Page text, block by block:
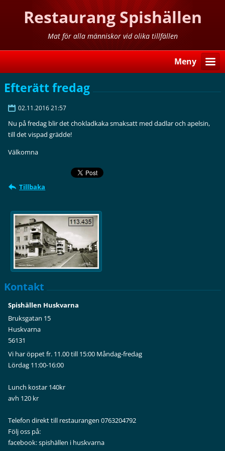
Restaurang Spishällen
Mat för alla människor vid olika tillfällen
Meny
Efterätt fredag
02.11.2016 21:57
Nu på fredag blir det chokladkaka smaksatt med dadlar och apelsin,
till det vispad grädde!
Välkomna
Tillbaka
Kontakt
Spishällen Huskvarna
Bruksgatan 15
Huskvarna
56131
Vi har öppet fr. 11.00 till 15:00 Måndag-fredag
Lördag 11:00-16:00
Lunch kostar 140kr
avh 120 kr
Telefon direkt till restaurangen 0763204792
Följ oss på:
facebook: spishällen i huskvarna